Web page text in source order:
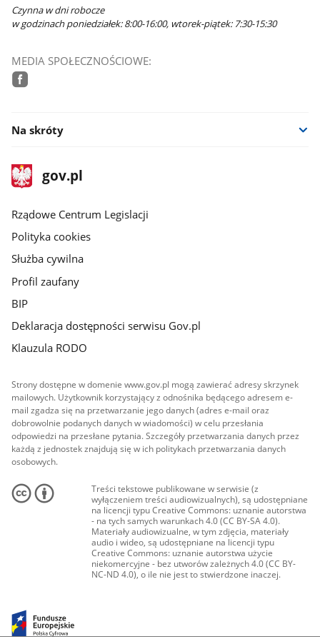
Czynna w dni robocze
w godzinach poniedziałek: 8:00-16:00, wtorek-piątek: 7:30-15:30
MEDIA SPOŁECZNOŚCIOWE:
Na skróty
stopka
gov.plStrona
gov.pl
Rządowe Centrum Legislacji
Polityka cookies
Służba cywilna
Profil zaufany
BIP
Deklaracja dostępności serwisu Gov.pl
Klauzula RODO
Strony dostępne w domenie www.gov.pl mogą zawierać adresy skrzynek
mailowych. Użytkownik korzystający z odnośnika będącego adresem e-
mail zgadza się na przetwarzanie jego danych (adres e-mail oraz
dobrowolnie podanych danych w wiadomości) w celu przesłania
odpowiedzi na przesłane pytania. Szczegóły przetwarzania danych przez
każdą z jednostek znajdują się w ich politykach przetwarzania danych
osobowych.
Treści tekstowe publikowane w serwisie (z
wyłączeniem treści audiowizualnych), są udostępniane
na licencji typu Creative Commons: uznanie autorstwa
- na tych samych warunkach 4.0 (CC BY-SA 4.0).
Materiały audiowizualne, w tym zdjęcia, materiały
audio i wideo, są udostępniane na licencji typu
Creative Commons: uznanie autorstwa użycie
niekomercyjne - bez utworów zależnych 4.0 (CC BY-
NC-ND 4.0), o ile nie jest to stwierdzone inaczej.